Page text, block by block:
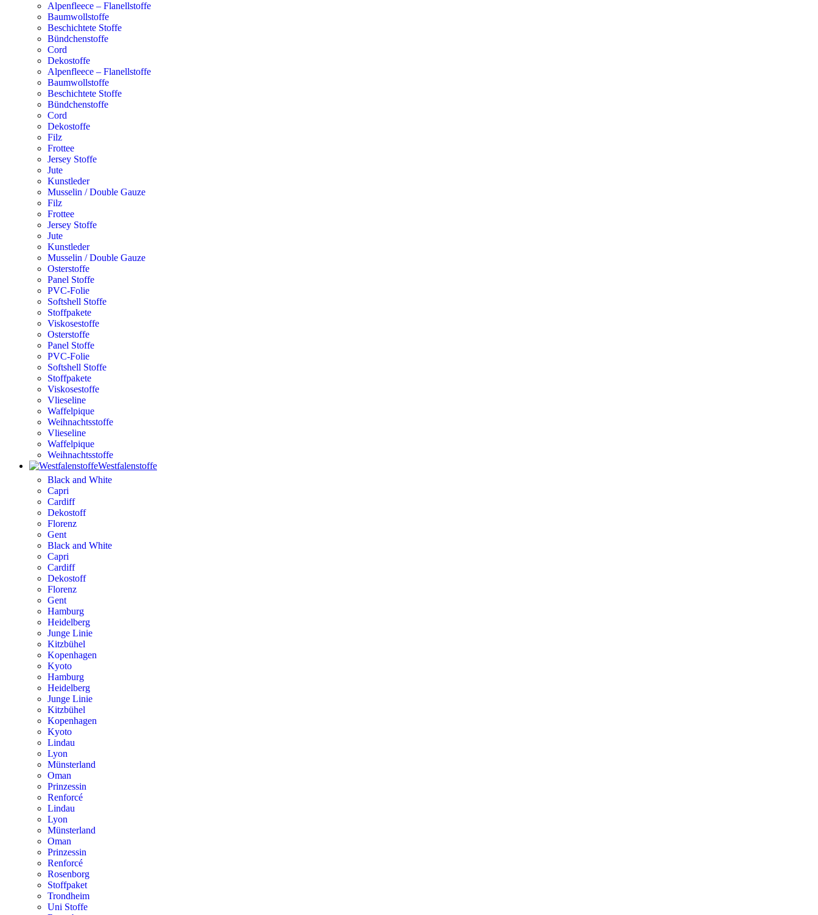
Alpenfleece – Flanellstoffe
Baumwollstoffe
Beschichtete Stoffe
Bündchenstoffe
Cord
Dekostoffe
Alpenfleece – Flanellstoffe
Baumwollstoffe
Beschichtete Stoffe
Bündchenstoffe
Cord
Dekostoffe
Filz
Frottee
Jersey Stoffe
Jute
Kunstleder
Musselin / Double Gauze
Filz
Frottee
Jersey Stoffe
Jute
Kunstleder
Musselin / Double Gauze
Osterstoffe
Panel Stoffe
PVC-Folie
Softshell Stoffe
Stoffpakete
Viskosestoffe
Osterstoffe
Panel Stoffe
PVC-Folie
Softshell Stoffe
Stoffpakete
Viskosestoffe
Vlieseline
Waffelpique
Weihnachtsstoffe
Vlieseline
Waffelpique
Weihnachtsstoffe
Westfalenstoffe
Black and White
Capri
Cardiff
Dekostoff
Florenz
Gent
Black and White
Capri
Cardiff
Dekostoff
Florenz
Gent
Hamburg
Heidelberg
Junge Linie
Kitzbühel
Kopenhagen
Kyoto
Hamburg
Heidelberg
Junge Linie
Kitzbühel
Kopenhagen
Kyoto
Lindau
Lyon
Münsterland
Oman
Prinzessin
Renforcé
Lindau
Lyon
Münsterland
Oman
Prinzessin
Renforcé
Rosenborg
Stoffpaket
Trondheim
Uni Stoffe